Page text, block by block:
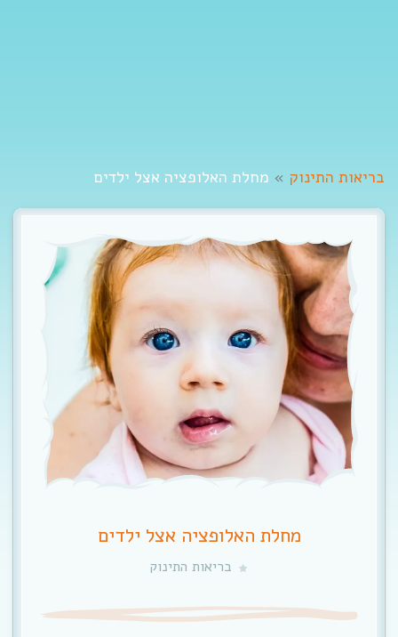
בריאות התינוק » מחלת האלופציה אצל ילדים
מחלת האלופציה אצל ילדים
בריאות התינוק